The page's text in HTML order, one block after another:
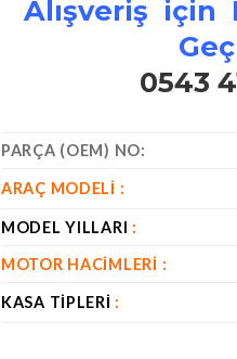
Alışveriş için
0543
PARÇA (OEM) NO:
ARAÇ MODELI :
MODEL YILLARI :
MOTOR HACIMLERI :
KASA TIPLERI :